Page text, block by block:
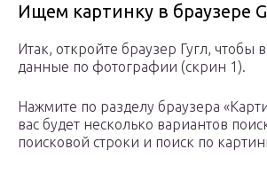
Ищем картинку в браузере
Итак, откройте браузер Гугл, чтобы
данные по фотографии (скрин 1).
Нажмите по разделу браузера
вас будет несколько вариантов
поисковой строки и поиск по